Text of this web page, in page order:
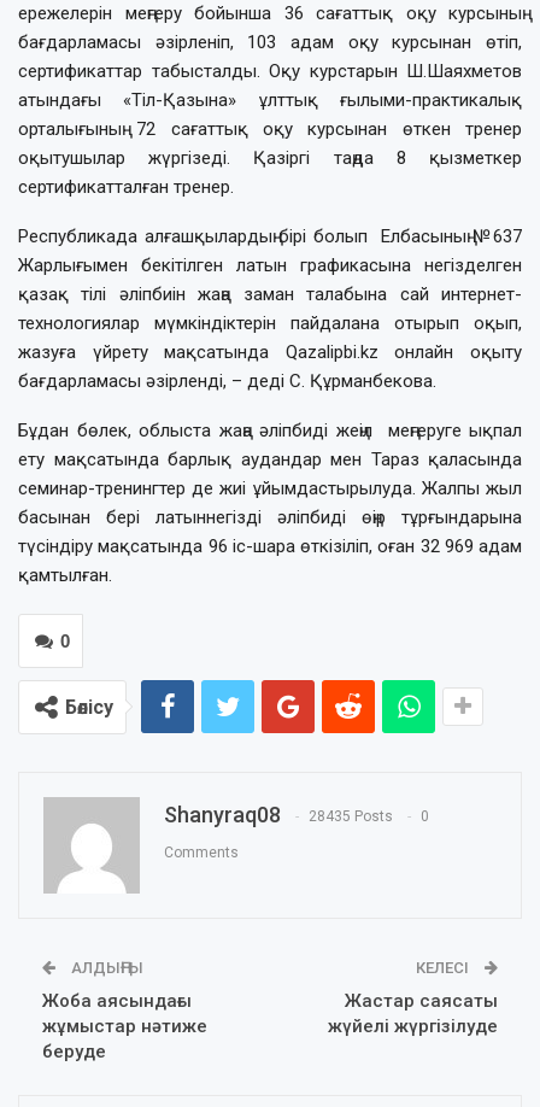
ережелерін меңгеру бойынша 36 сағаттық оқу курсының
бағдарламасы әзірленіп, 103 адам оқу курсынан өтіп,
сертификаттар табысталды. Оқу курстарын Ш.Шаяхметов
атындағы «Тіл-Қазына» ұлттық ғылыми-практикалық
орталығының 72 сағаттық оқу курсынан өткен тренер
оқытушылар жүргізеді. Қазіргі таңда 8 қызметкер
сертификатталған тренер.
Республикада алғашқылардың бірі болып Елбасының №637
Жарлығымен бекітілген латын графикасына негізделген
қазақ тілі әліпбиін жаңа заман талабына сай интернет-
технологиялар мүмкіндіктерін пайдалана отырып оқып,
жазуға үйрету мақсатында Qazalipbi.kz онлайн оқыту
бағдарламасы әзірленді, – деді С. Құрманбекова.
Бұдан бөлек, облыста жаңа әліпбиді жеңіл меңгеруге ықпал
ету мақсатында барлық аудандар мен Тараз қаласында
семинар-тренингтер де жиі ұйымдастырылуда. Жалпы жыл
басынан бері латыннегізді әліпбиді өңір тұрғындарына
түсіндіру мақсатында 96 іс-шара өткізіліп, оған 32 969 адам
қамтылған.
0
Бөлісу
Shanyraq08 28435 Posts 0
Comments
АЛДЫҢҒЫ
Жоба аясындағы
жұмыстар нәтиже
беруде
КЕЛЕСІ
Жастар саясаты
жүйелі жүргізілуде